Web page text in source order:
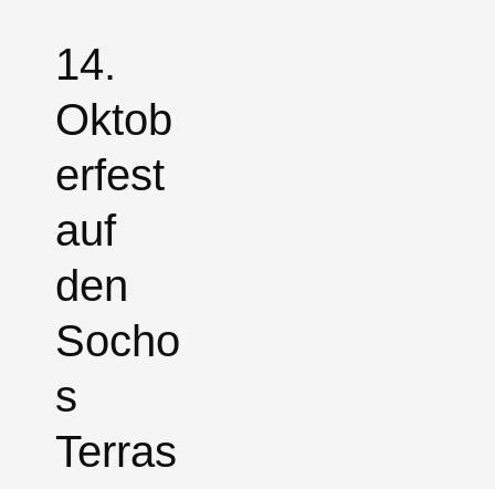
14.
Oktob
erfest
auf
den
Socho
s
Terras